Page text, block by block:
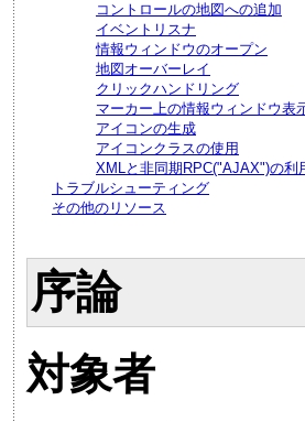
コントロールの地図への追加
イベントリスナ
情報ウィンドウのオープン
地図オーバーレイ
クリックハンドリング
マーカー上の情報ウィンドウ表
アイコンの生成
アイコンクラスの使用
XMLと非同期RPC("AJAX")の利
トラブルシューティング
その他のリソース
序論
対象者